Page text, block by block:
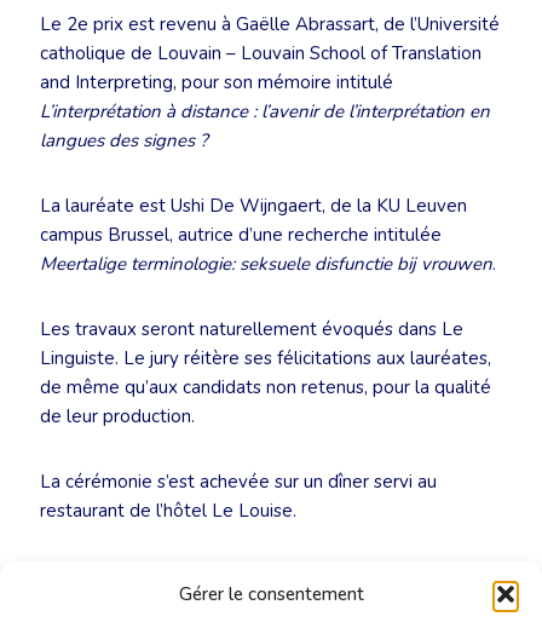
Gérer le consentement
Le 2e prix est revenu à Gaëlle Abrassart, de l’Université
catholique de Louvain – Louvain School of Translation
and Interpreting, pour son mémoire intitulé
L’interprétation à distance : l’avenir de l’interprétation en
langues des signes ?
La lauréate est Ushi De Wijngaert, de la KU Leuven
campus Brussel, autrice d’une recherche intitulée
Meertalige terminologie: seksuele disfunctie bij vrouwen.
Les travaux seront naturellement évoqués dans Le
Linguiste. Le jury réitère ses félicitations aux lauréates,
de même qu’aux candidats non retenus, pour la qualité
de leur production.
La cérémonie s’est achevée sur un dîner servi au
restaurant de l’hôtel Le Louise.